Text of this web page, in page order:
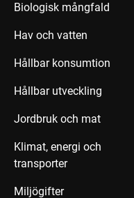
Biologisk mångfald
Hav och vatten
Hållbar konsumtion
Hållbar utveckling
Jordbruk och mat
Klimat, energi och
transporter
Miljögifter